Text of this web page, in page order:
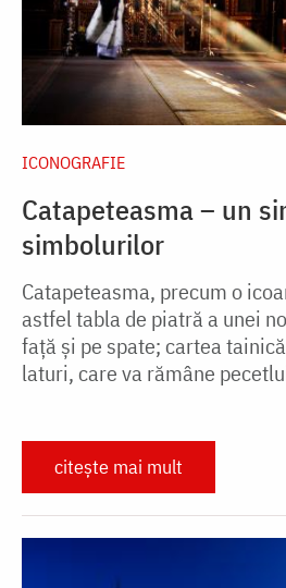
ICONOGRAFIE
Catapeteasma – un
simbolurilor
Catapeteasma, precum o
astfel tabla de piatră a unei
faţă şi pe spate; cartea
laturi, care va rămâne
citește mai mult